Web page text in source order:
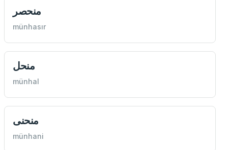
منحصر
münhasır
منحل
münhal
منحنی
münhani